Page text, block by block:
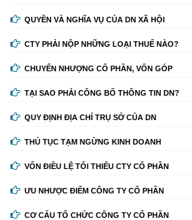
QUYỀN VÀ NGHĨA VỤ CỦA DN XÃ HỘI
CTY PHẢI NỘP NHỮNG LOẠI THUẾ NÀO?
CHUYỂN NHƯỢNG CỔ PHẦN, VỐN GÓP
TẠI SAO PHẢI CÔNG BỐ THÔNG TIN DN?
QUY ĐỊNH ĐỊA CHỈ TRỤ SỞ CỦA DN
THỦ TỤC TẠM NGỪNG KINH DOANH
VỐN ĐIỀU LỆ TỐI THIỂU CTY CỔ PHẦN
ƯU NHƯỢC ĐIỂM CÔNG TY CỔ PHẦN
CƠ CẤU TỔ CHỨC CÔNG TY CỔ PHẦN